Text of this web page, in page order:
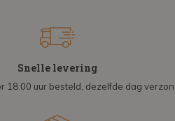
Snelle levering
18:00 uur besteld, dezelfde dag